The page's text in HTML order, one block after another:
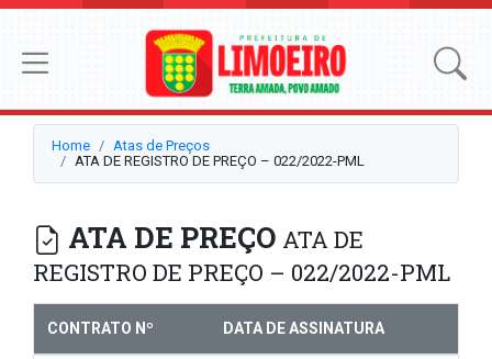
Home
Atas de Preços
ATA DE REGISTRO DE PREÇO – 022/2022-PML
ATA DE PREÇO ATA DE
REGISTRO DE PREÇO – 022/2022-PML
CONTRATO Nº DATA DE ASSINATURA